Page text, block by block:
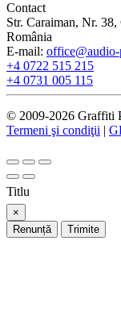
Contact
Str. Caraiman, Nr.
România
E-mail:
+4 0722 515 215
+4 0731 005 115
© 2009-2026 Graffiti
Termeni şi condiţii |
Titlu
×
Renunță